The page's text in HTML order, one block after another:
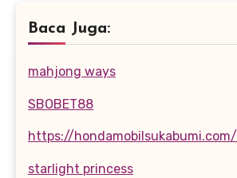
Baca Juga:
mahjong ways
SBOBET88
https://hondamobilsukabumi.com/
starlight princess